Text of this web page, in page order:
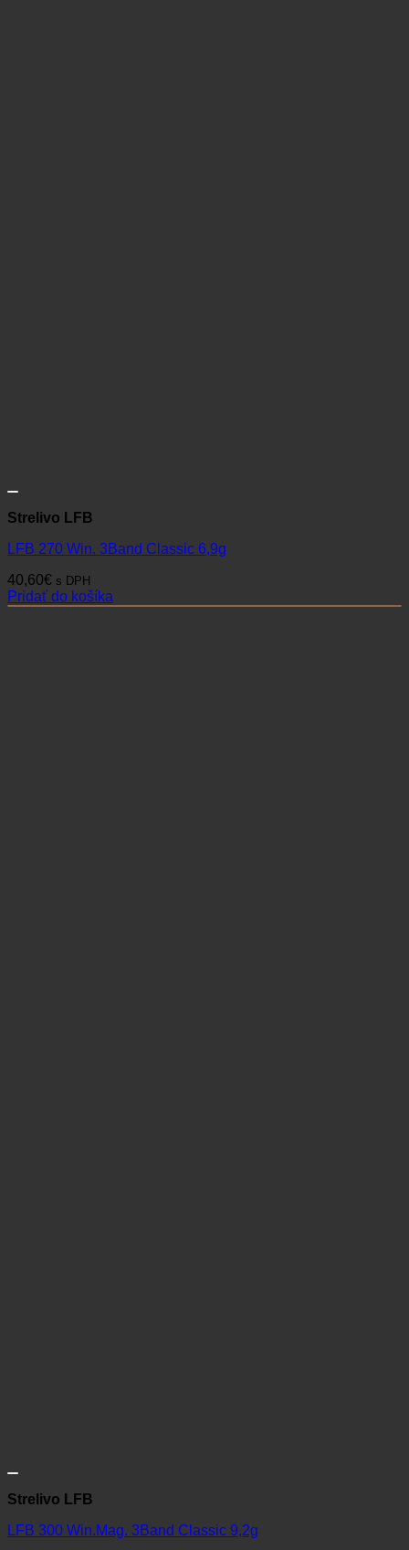
Strelivo LFB
LFB 270 Win. 3Band Classic 6,9g
40,60€ s DPH
Pridať do košíka
Strelivo LFB
LFB 300 Win.Mag. 3Band Classic 9,2g